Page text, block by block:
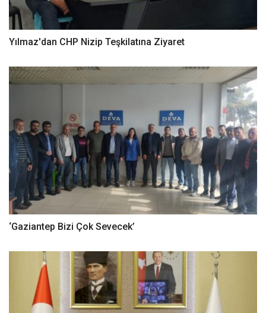
Yılmaz'dan CHP Nizip Teşkilatına Ziyaret
‘Gaziantep Bizi Çok Sevecek’